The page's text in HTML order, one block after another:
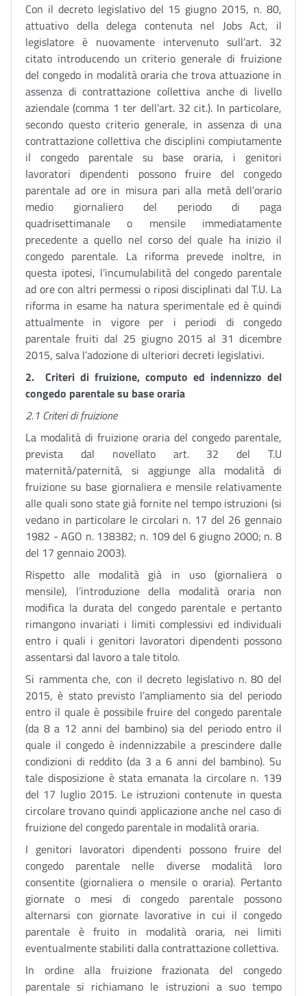
Con il decreto legislativo del 15 giugno 2015, n. 80,
attuativo della delega contenuta nel Jobs Act, il
legislatore è nuovamente intervenuto sull’art. 32
citato introducendo un criterio generale di fruizione
del congedo in modalità oraria che trova attuazione in
assenza di contrattazione collettiva anche di livello
aziendale (comma 1 ter dell’art. 32 cit.). In particolare,
secondo questo criterio generale, in assenza di una
contrattazione collettiva che disciplini compiutamente
il congedo parentale su base oraria, i genitori
lavoratori dipendenti possono fruire del congedo
parentale ad ore in misura pari alla metà dell’orario
medio giornaliero del periodo di paga
quadrisettimanale o mensile immediatamente
precedente a quello nel corso del quale ha inizio il
congedo parentale. La riforma prevede inoltre, in
questa ipotesi, l’incumulabilità del congedo parentale
ad ore con altri permessi o riposi disciplinati dal T.U. La
riforma in esame ha natura sperimentale ed è quindi
attualmente in vigore per i periodi di congedo
parentale fruiti dal 25 giugno 2015 al 31 dicembre
2015, salva l’adozione di ulteriori decreti legislativi.
2. Criteri di fruizione, computo ed indennizzo del
congedo parentale su base oraria
2.1 Criteri di fruizione
La modalità di fruizione oraria del congedo parentale,
prevista dal novellato art. 32 del T.U
maternità/paternità, si aggiunge alla modalità di
fruizione su base giornaliera e mensile relativamente
alle quali sono state già fornite nel tempo istruzioni (si
vedano in particolare le circolari n. 17 del 26 gennaio
1982 - AGO n. 138382; n. 109 del 6 giugno 2000; n. 8
del 17 gennaio 2003).
Rispetto alle modalità già in uso (giornaliera o
mensile), l’introduzione della modalità oraria non
modifica la durata del congedo parentale e pertanto
rimangono invariati i limiti complessivi ed individuali
entro i quali i genitori lavoratori dipendenti possono
assentarsi dal lavoro a tale titolo.
Si rammenta che, con il decreto legislativo n. 80 del
2015, è stato previsto l’ampliamento sia del periodo
entro il quale è possibile fruire del congedo parentale
(da 8 a 12 anni del bambino) sia del periodo entro il
quale il congedo è indennizzabile a prescindere dalle
condizioni di reddito (da 3 a 6 anni del bambino). Su
tale disposizione è stata emanata la circolare n. 139
del 17 luglio 2015. Le istruzioni contenute in questa
circolare trovano quindi applicazione anche nel caso di
fruizione del congedo parentale in modalità oraria.
I genitori lavoratori dipendenti possono fruire del
congedo parentale nelle diverse modalità loro
consentite (giornaliera o mensile o oraria). Pertanto
giornate o mesi di congedo parentale possono
alternarsi con giornate lavorative in cui il congedo
parentale è fruito in modalità oraria, nei limiti
eventualmente stabiliti dalla contrattazione collettiva.
In ordine alla fruizione frazionata del congedo
parentale si richiamano le istruzioni a suo tempo